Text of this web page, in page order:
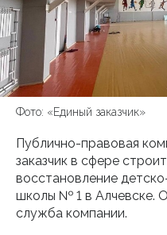
Фото: «Единый заказчик»
Публично-правовая
заказчик в сфере
восстановление
школы № 1 в Алчевске.
служба компании.